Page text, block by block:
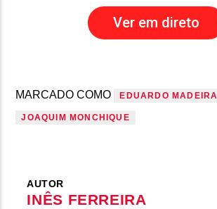
Ver em direto
MARCADO COMO EDUARDO MADEIRA
JOAQUIM MONCHIQUE
AUTOR
INÊS FERREIRA